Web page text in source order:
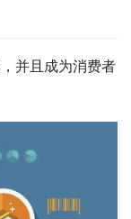
并且成为消费者